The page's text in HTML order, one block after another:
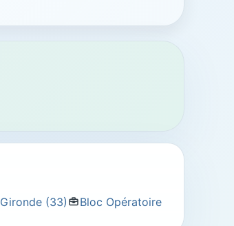
Gironde (33) Bloc Opératoire